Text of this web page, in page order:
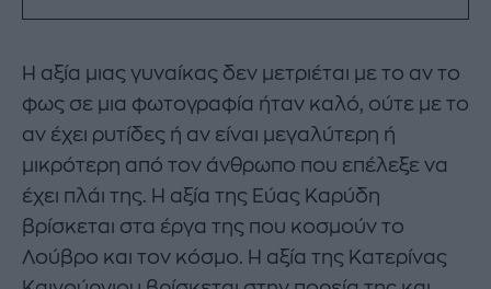
Η αξία μιας γυναίκας δεν μετριέται με το αν το
φως σε μια φωτογραφία ήταν καλό, ούτε με το
αν έχει ρυτίδες ή αν είναι μεγαλύτερη ή
μικρότερη από τον άνθρωπο που επέλεξε να
έχει πλάι της. Η αξία της Εύας Καρύδη
βρίσκεται στα έργα της που κοσμούν το
Λούβρο και τον κόσμο. Η αξία της Κατερίνας